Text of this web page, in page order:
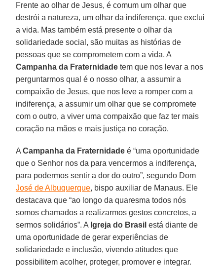
Frente ao olhar de Jesus, é comum um olhar que
destrói a natureza, um olhar da indiferença, que exclui
a vida. Mas também está presente o olhar da
solidariedade social, são muitas as histórias de
pessoas que se comprometem com a vida. A
Campanha da Fraternidade tem que nos levar a nos
perguntarmos qual é o nosso olhar, a assumir a
compaixão de Jesus, que nos leve a romper com a
indiferença, a assumir um olhar que se compromete
com o outro, a viver uma compaixão que faz ter mais
coração na mãos e mais justiça no coração.
ACampanha da Fraternidade é “uma oportunidade
que o Senhor nos da para vencermos a indiferença,
para podermos sentir a dor do outro”, segundo Dom
José de Albuquerque, bispo auxiliar de Manaus. Ele
destacava que “ao longo da quaresma todos nós
somos chamados a realizarmos gestos concretos, a
sermos solidários”. A Igreja do Brasil está diante de
uma oportunidade de gerar experiências de
solidariedade e inclusão, vivendo atitudes que
possibilitem acolher, proteger, promover e integrar.